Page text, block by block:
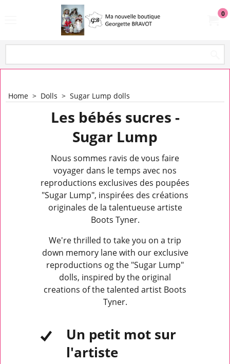
0
Home > Dolls > Sugar Lump dolls
Les bébés sucres -
Sugar Lump
Nous sommes ravis de vous faire
voyager dans le temps avec nos
reproductions exclusives des poupées
"Sugar Lump", inspirées des créations
originales de la talentueuse artiste
Boots Tyner.
We're thrilled to take you on a trip
down memory lane with our exclusive
reproductions og the "Sugar Lump"
dolls, inspired by the original
creations of the talented artist Boots
Tyner.
Un petit mot sur
l'artiste